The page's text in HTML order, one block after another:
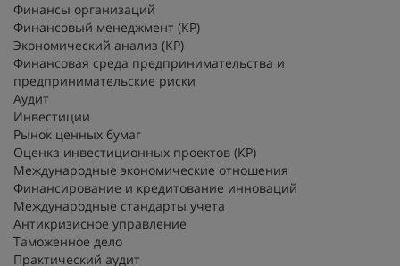
Финансы организаций
Финансовый менеджмент (КР)
Экономический анализ (КР)
Финансовая среда предпринимательства и
предпринимательские риски
Аудит
Инвестиции
Рынок ценных бумаг
Оценка инвестиционных проектов (КР)
Международные экономические отношения
Финансирование и кредитование инноваций
Международные стандарты учета
Антикризисное управление
Таможенное дело
Практический аудит